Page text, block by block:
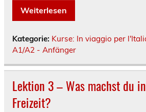
Weiterlesen
Kategorie: Kurse: In viaggio per
A1/A2 - Anfänger
Lektion 3 – Was machst du
Freizeit?